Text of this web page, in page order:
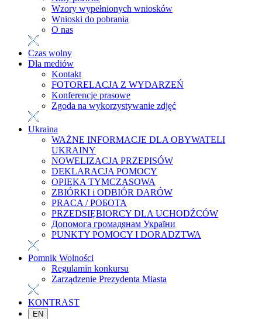
Wzory wypełnionych wniosków
Wnioski do pobrania
O nas
Czas wolny
Dla mediów
Kontakt
FOTORELACJA Z WYDARZEŃ
Konferencje prasowe
Zgoda na wykorzystywanie zdjęć
Ukraina
WAŻNE INFORMACJE DLA OBYWATELI
UKRAINY
NOWELIZACJA PRZEPISÓW
DEKLARACJA POMOCY
OPIEKA TYMCZASOWA
ZBIÓRKI i ODBIÓR DARÓW
PRACA / РОБОТА
PRZEDSIĘBIORCY DLA UCHODŹCÓW
Допомога громадянам України
PUNKTY POMOCY I DORADZTWA
Pomnik Wolności
Regulamin konkursu
Zarządzenie Prezydenta Miasta
KONTRAST
EN